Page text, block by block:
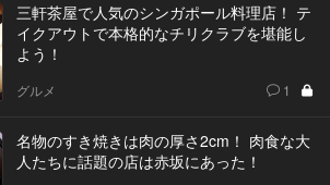
三軒茶屋で人気のシンガポール料理店！ テ
イクアウトで本格的なチリクラブを堪能し
よう！
グルメ 1
名物のすき焼きは肉の厚さ2cm！ 肉食な大
人たちに話題の店は赤坂にあった！